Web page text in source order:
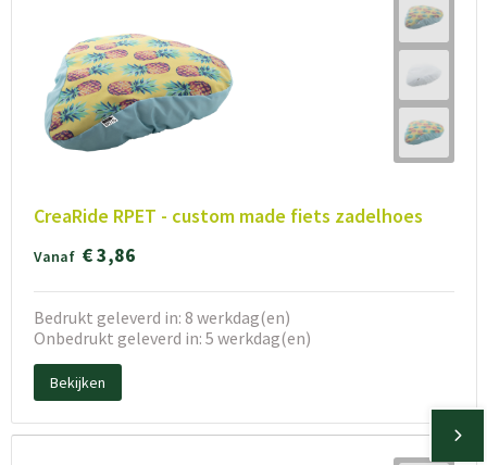
CreaRide RPET - custom made fiets zadelhoes
Vanaf € 3,86
Bedrukt geleverd in: 8 werkdag(en)
Onbedrukt geleverd in: 5 werkdag(en)
Bekijken